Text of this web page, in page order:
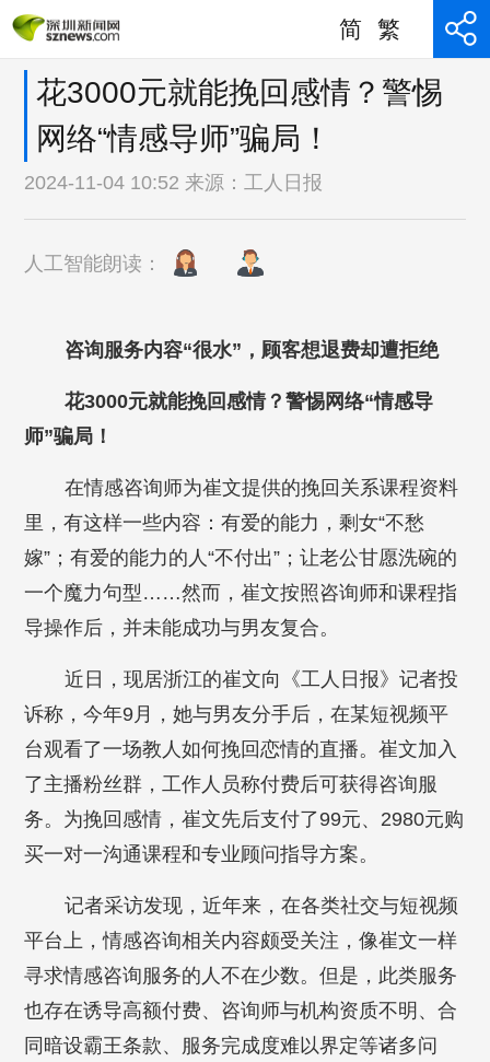
简 繁
花3000元就能挽回感情？警惕
网络“情感导师”骗局！
2024-11-04 10:52 来源： 工人日报
人工智能朗读：
咨询服务内容“很水”，顾客想退费却遭拒绝
花3000元就能挽回感情？警惕网络“情感导
师”骗局！
在情感咨询师为崔文提供的挽回关系课程资料
里，有这样一些内容：有爱的能力，剩女“不愁
嫁”；有爱的能力的人“不付出”；让老公甘愿洗碗的
一个魔力句型……然而，崔文按照咨询师和课程指
导操作后，并未能成功与男友复合。
近日，现居浙江的崔文向《工人日报》记者投
诉称，今年9月，她与男友分手后，在某短视频平
台观看了一场教人如何挽回恋情的直播。崔文加入
了主播粉丝群，工作人员称付费后可获得咨询服
务。为挽回感情，崔文先后支付了99元、2980元购
买一对一沟通课程和专业顾问指导方案。
记者采访发现，近年来，在各类社交与短视频
平台上，情感咨询相关内容颇受关注，像崔文一样
寻求情感咨询服务的人不在少数。但是，此类服务
也存在诱导高额付费、咨询师与机构资质不明、合
同暗设霸王条款、服务完成度难以界定等诸多问